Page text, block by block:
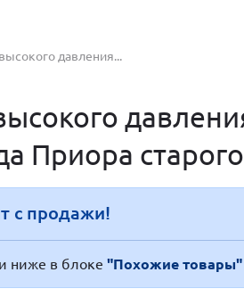
давления...
Приора
с продажи!
ниже в блоке "Похожие товары"